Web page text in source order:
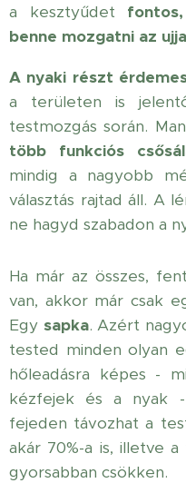
a kesztyűdet
benne mozgatni az
A nyaki részt
a területen is
testmozgás során.
több funkciós
mindig a nagyobb
választás rajtad áll. A
ne hagyd szabadon a
Ha már az összes,
van, akkor már csak
Egy sapka. Azért
tested minden olyan
hőleadásra képes -
kézfejek és a nyak
fejeden távozhat a
akár 70%-a is, illetve
gyorsabban csökken.